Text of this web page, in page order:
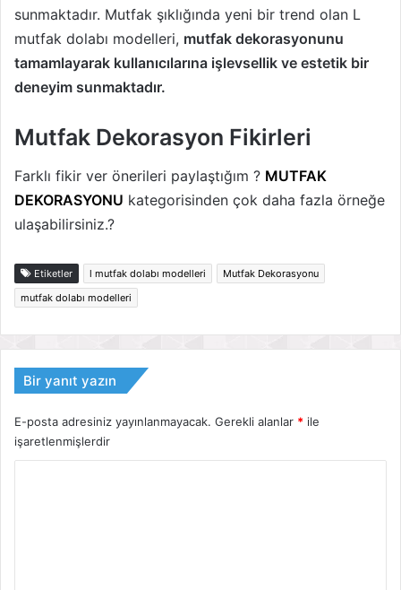
sunmaktadır. Mutfak şıklığında yeni bir trend olan L
mutfak dolabı modelleri, mutfak dekorasyonunu
tamamlayarak kullanıcılarına işlevsellik ve estetik bir
deneyim sunmaktadır.
Mutfak Dekorasyon Fikirleri
Farklı fikir ver önerileri paylaştığım ? MUTFAK
DEKORASYONU kategorisinden çok daha fazla örneğe
ulaşabilirsiniz.?
Etiketler l mutfak dolabı modelleri
Mutfak Dekorasyonu
mutfak dolabı modelleri
Bir yanıt yazın
E-posta adresiniz yayınlanmayacak. Gerekli alanlar * ile
işaretlenmişlerdir